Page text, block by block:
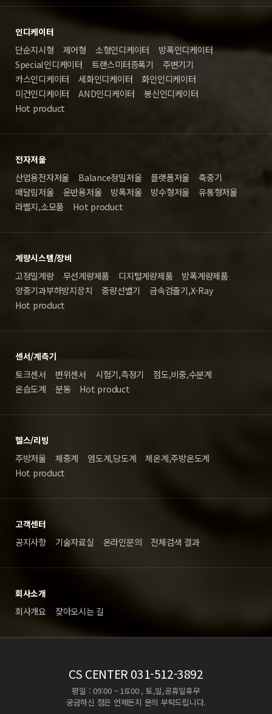
인디케이터
단순지시형 제어형 소형인디케이터
방폭인디케이터
Special인디케이터
트랜스미터증폭기
주변기기
카스인디케이터
세화인디케이터
화인인디케이터
미건인디케이터
AND인디케이터
봉신인디케이터
Hot product
전자저울
산업용전자저울 Balance정밀저울 플랫폼저울
축중기
매달림저울
운반용저울 방폭저울 방수형저울
유통형저울
라벨지,소모품
Hot product
계량시스템/장비
고정밀계량 무선계량제품 디지털계량제품
방폭계량제품
양중기과부하방지장치
중량선별기
금속검출기,X-Ray
Hot product
센서/계측기
토크센서 변위센서 시험기,측정기
점도,비중,수분계
온습도계
분동 Hot product
헬스/리빙
주방저울 체중계 염도계,당도계
체온계,주방온도계
Hot product
고객센터
공지사항 기술자료실 온라인문의 전체검색 결과
회사소개
회사개요 찾아오시는 길
CS CENTER 031-512-3892
평일 : 09:00 ~ 18:00 , 토,일,공휴일휴무
궁금하신 점은 언제든지 문의 부탁드립니다.